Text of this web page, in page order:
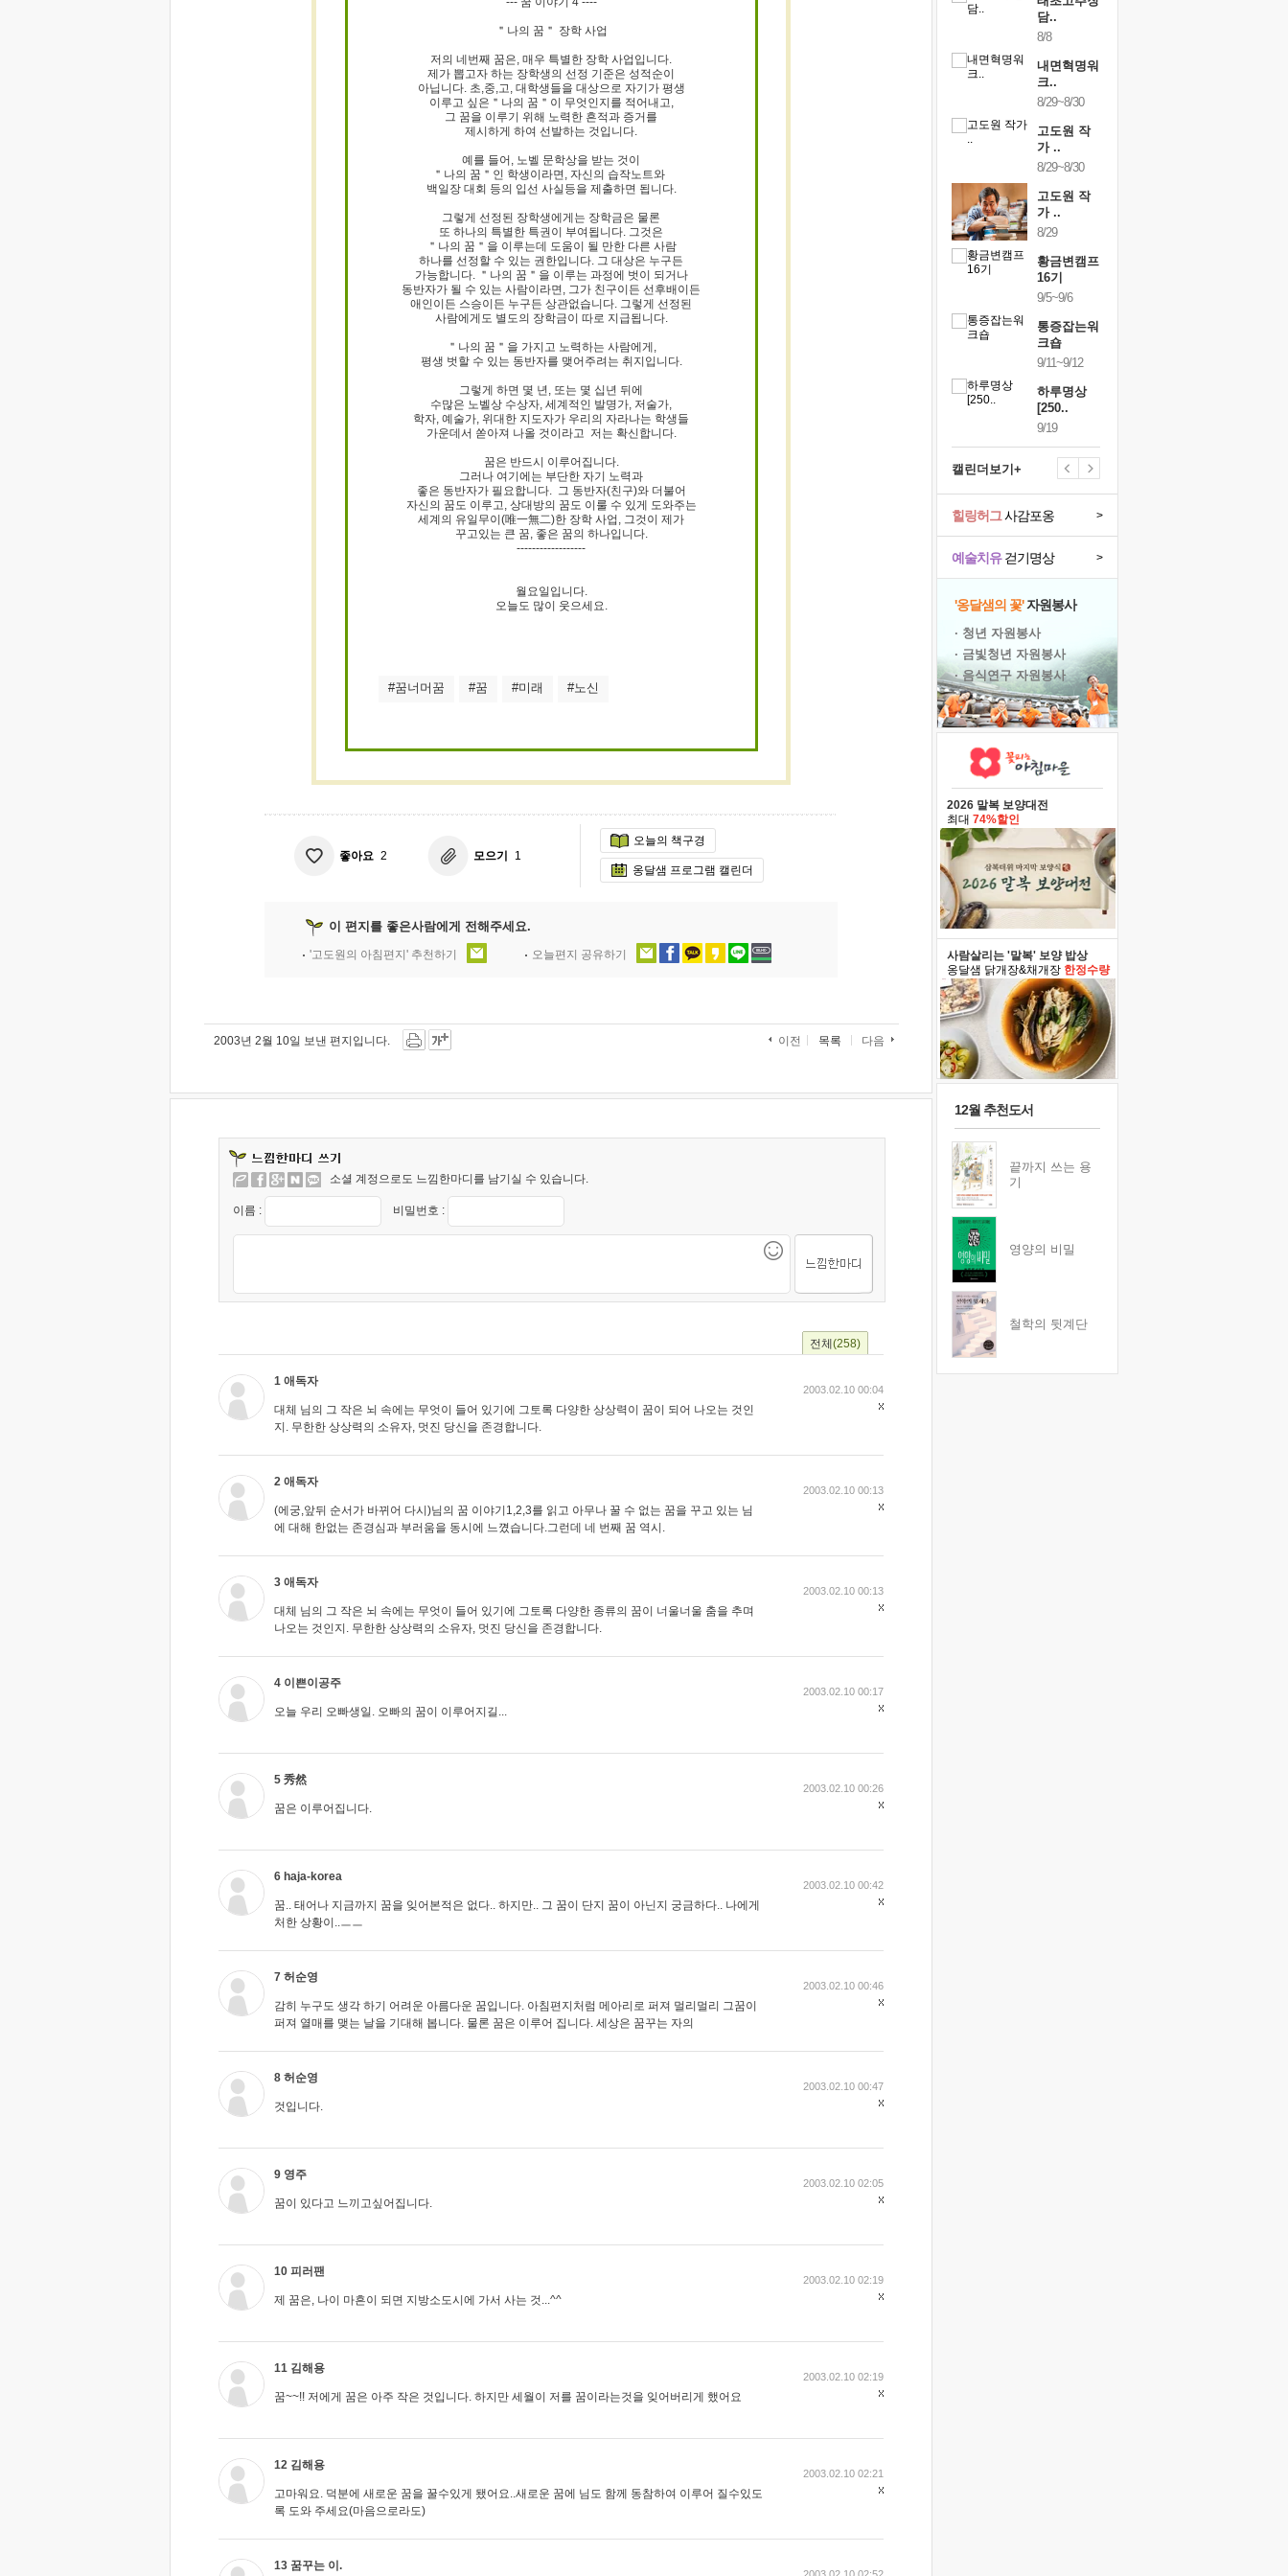
＂나의 꿈＂ 장학 사업
저의 네번째 꿈은, 매우 특별한 장학 사업입니다.
제가 뽑고자 하는 장학생의 선정 기준은 성적순이
아닙니다. 초,중,고, 대학생들을 대상으로 자기가 평생
이루고 싶은＂나의 꿈＂이 무엇인지를 적어내고,
그 꿈을 이루기 위해 노력한 흔적과 증거를
제시하게 하여 선발하는 것입니다.
예를 들어, 노벨 문학상을 받는 것이
＂나의 꿈＂인 학생이라면, 자신의 습작노트와
백일장 대회 등의 입선 사실등을 제출하면 됩니다.
그렇게 선정된 장학생에게는 장학금은 물론
또 하나의 특별한 특권이 부여됩니다. 그것은
＂나의 꿈＂을 이루는데 도움이 될 만한 다른 사람
하나를 선정할 수 있는 권한입니다. 그 대상은 누구든
가능합니다. ＂나의 꿈＂을 이루는 과정에 벗이 되거나
동반자가 될 수 있는 사람이라면, 그가 친구이든 선후배이든
애인이든 스승이든 누구든 상관없습니다. 그렇게 선정된
사람에게도 별도의 장학금이 따로 지급됩니다.
＂나의 꿈＂을 가지고 노력하는 사람에게,
평생 벗할 수 있는 동반자를 맺어주려는 취지입니다.
그렇게 하면 몇 년, 또는 몇 십년 뒤에
수많은 노벨상 수상자, 세계적인 발명가, 저술가,
학자, 예술가, 위대한 지도자가 우리의 자라나는 학생들
가운데서 쏟아져 나올 것이라고 저는 확신합니다.
꿈은 반드시 이루어집니다.
그러나 여기에는 부단한 자기 노력과
좋은 동반자가 필요합니다. 그 동반자(친구)와 더불어
자신의 꿈도 이루고, 상대방의 꿈도 이룰 수 있게 도와주는
세계의 유일무이(唯一無二)한 장학 사업, 그것이 제가
꾸고있는 큰 꿈, 좋은 꿈의 하나입니다.
------------------
월요일입니다.
오늘도 많이 웃으세요.
#꿈너머꿈 #꿈 #미래 #노신
좋아요 2 모으기 1
오늘의 책구경
옹달샘 프로그램 캘린더
이 편지를 좋은사람에게 전해주세요.
'고도원의 아침편지' 추천하기 오늘편지 공유하기
2003년 2월 10일 보낸 편지입니다. 이전 목록 다음
소셜 계정으로도 느낌한마디를 남기실 수 있습니다.
이름 : 비밀번호 :
전체 (258)
1 애독자
대체 님의 그 작은 뇌 속에는 무엇이 들어 있기에 그토록 다양한 상상력이 꿈이 되어 나오는 것인
지. 무한한 상상력의 소유자, 멋진 당신을 존경합니다.
2003.02.10 00:04
2 애독자
(에궁,앞뒤 순서가 바뀌어 다시)님의 꿈 이야기1,2,3를 읽고 아무나 꿀 수 없는 꿈을 꾸고 있는 님
에 대해 한없는 존경심과 부러움을 동시에 느꼈습니다.그런데 네 번째 꿈 역시.
2003.02.10 00:13
3 애독자
대체 님의 그 작은 뇌 속에는 무엇이 들어 있기에 그토록 다양한 종류의 꿈이 너울너울 춤을 추며
나오는 것인지. 무한한 상상력의 소유자, 멋진 당신을 존경합니다.
2003.02.10 00:13
4 이쁜이공주
오늘 우리 오빠생일. 오빠의 꿈이 이루어지길...
2003.02.10 00:17
5 秀然
꿈은 이루어집니다.
2003.02.10 00:26
6 haja-korea
꿈.. 태어나 지금까지 꿈을 잊어본적은 없다.. 하지만.. 그 꿈이 단지 꿈이 아닌지 궁금하다.. 나에게
처한 상황이..ㅡㅡ
2003.02.10 00:42
7 허순영
감히 누구도 생각 하기 어려운 아름다운 꿈입니다. 아침편지처럼 메아리로 퍼져 멀리멀리 그꿈이
퍼져 열매를 맺는 날을 기대해 봅니다. 물론 꿈은 이루어 집니다. 세상은 꿈꾸는 자의
2003.02.10 00:46
8 허순영
것입니다.
2003.02.10 00:47
9 영주
꿈이 있다고 느끼고싶어집니다.
2003.02.10 02:05
10 피러팬
제 꿈은, 나이 마흔이 되면 지방소도시에 가서 사는 것...^^
2003.02.10 02:19
11 김해용
꿈~~!! 저에게 꿈은 아주 작은 것입니다. 하지만 세월이 저를 꿈이라는것을 잊어버리게 했어요
2003.02.10 02:19
12 김해용
고마워요. 덕분에 새로운 꿈을 꿀수있게 됐어요..새로운 꿈에 님도 함께 동참하여 이루어 질수있도
록 도와 주세요(마음으로라도)
2003.02.10 02:21
13 꿈꾸는 이.
담..
8/8
내면혁명워
크..
8/29~8/30
고도원 작
가 ..
8/29~8/30
고도원 작
가 ..
8/29
황금변캠프
16기
9/5~9/6
통증잡는워
크숍
9/11~9/12
하루명상
[250..
9/19
캘린더보기+
예술치유걷기명상 >
힐링허그사감포옹 >
'옹달샘의 꽃'자원봉사
· 청년 자원봉사
· 금빛청년 자원봉사
· 음식연구 자원봉사
2026 말복 보양대전
최대 74%할인
사람살리는 '말복' 보양 밥상
옹달샘 닭개장&채개장 한정수량
12월 추천도서
끝까지 쓰는 용
기
영양의 비밀
철학의 뒷계단